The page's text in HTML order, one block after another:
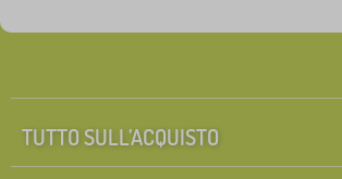
TUTTO SULL’ACQUISTO